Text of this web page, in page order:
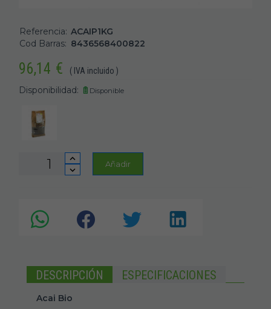
Referencia: ACAIP1KG
Cod Barras: 8436568400822
96,14 € ( IVA incluido )
Disponibilidad: Disponible
Añadir
DESCRIPCIÓN ESPECIFICACIONES
Acai Bio